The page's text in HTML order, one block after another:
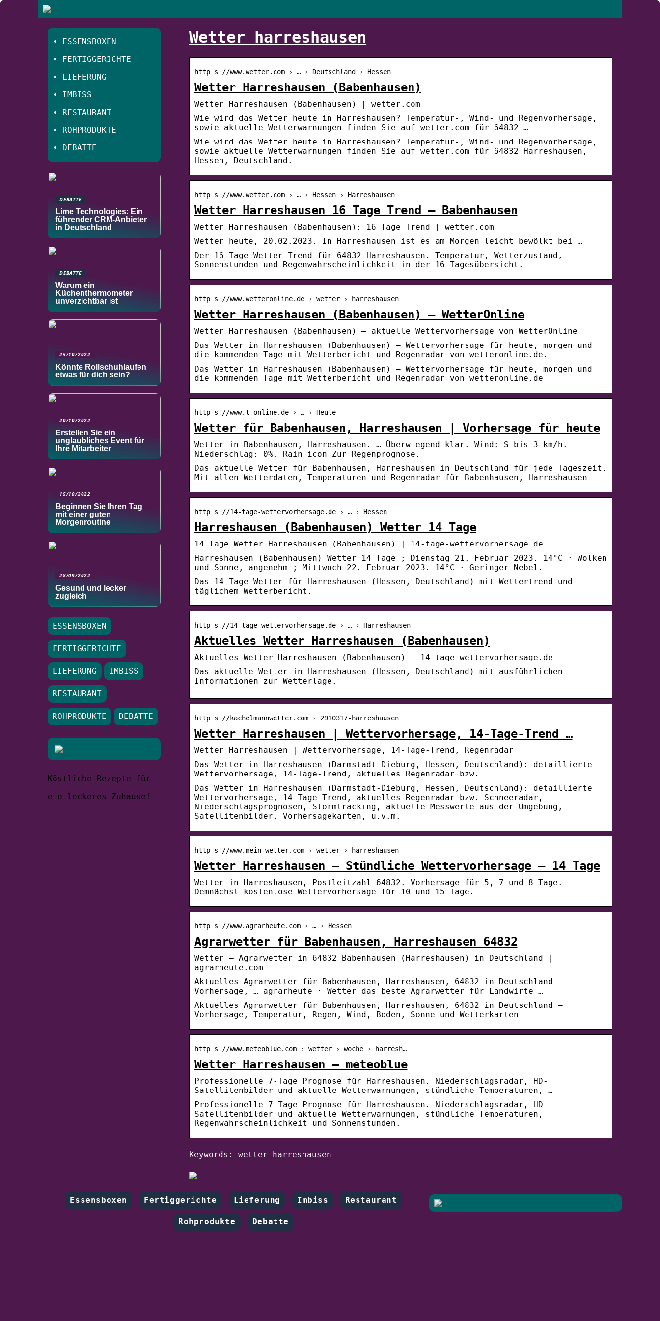
Wetter harreshausen
http s://www.wetter.com › … › Deutschland › Hessen
Wetter Harreshausen (Babenhausen)
Wetter Harreshausen (Babenhausen) | wetter.com
Wie wird das Wetter heute in Harreshausen? Temperatur-, Wind- und Regenvorhersage,
sowie aktuelle Wetterwarnungen finden Sie auf wetter.com für 64832 …
Wie wird das Wetter heute in Harreshausen? Temperatur-, Wind- und Regenvorhersage,
sowie aktuelle Wetterwarnungen finden Sie auf wetter.com für 64832 Harreshausen,
Hessen, Deutschland.
http s://www.wetter.com › … › Hessen › Harreshausen
Wetter Harreshausen 16 Tage Trend – Babenhausen
Wetter Harreshausen (Babenhausen): 16 Tage Trend | wetter.com
Wetter heute, 20.02.2023. In Harreshausen ist es am Morgen leicht bewölkt bei …
Der 16 Tage Wetter Trend für 64832 Harreshausen. Temperatur, Wetterzustand,
Sonnenstunden und Regenwahrscheinlichkeit in der 16 Tagesübersicht.
http s://www.wetteronline.de › wetter › harreshausen
Wetter Harreshausen (Babenhausen) – WetterOnline
Wetter Harreshausen (Babenhausen) – aktuelle Wettervorhersage von WetterOnline
Das Wetter in Harreshausen (Babenhausen) – Wettervorhersage für heute, morgen und
die kommenden Tage mit Wetterbericht und Regenradar von wetteronline.de.
Das Wetter in Harreshausen (Babenhausen) – Wettervorhersage für heute, morgen und
die kommenden Tage mit Wetterbericht und Regenradar von wetteronline.de
http s://www.t-online.de › … › Heute
Wetter für Babenhausen, Harreshausen | Vorhersage für heute
Wetter in Babenhausen, Harreshausen. … Überwiegend klar. Wind: S bis 3 km/h.
Niederschlag: 0%. Rain icon Zur Regenprognose.
Das aktuelle Wetter für Babenhausen, Harreshausen in Deutschland für jede Tageszeit.
Mit allen Wetterdaten, Temperaturen und Regenradar für Babenhausen, Harreshausen
http s://14-tage-wettervorhersage.de › … › Hessen
Harreshausen (Babenhausen) Wetter 14 Tage
14 Tage Wetter Harreshausen (Babenhausen) | 14-tage-wettervorhersage.de
Harreshausen (Babenhausen) Wetter 14 Tage ; Dienstag 21. Februar 2023. 14°C · Wolken
und Sonne, angenehm ; Mittwoch 22. Februar 2023. 14°C · Geringer Nebel.
Das 14 Tage Wetter für Harreshausen (Hessen, Deutschland) mit Wettertrend und
täglichem Wetterbericht.
http s://14-tage-wettervorhersage.de › … › Harreshausen
Aktuelles Wetter Harreshausen (Babenhausen)
Aktuelles Wetter Harreshausen (Babenhausen) | 14-tage-wettervorhersage.de
Das aktuelle Wetter in Harreshausen (Hessen, Deutschland) mit ausführlichen
Informationen zur Wetterlage.
http s://kachelmannwetter.com › 2910317-harreshausen
Wetter Harreshausen | Wettervorhersage, 14-Tage-Trend …
Wetter Harreshausen | Wettervorhersage, 14-Tage-Trend, Regenradar
Das Wetter in Harreshausen (Darmstadt-Dieburg, Hessen, Deutschland): detaillierte
Wettervorhersage, 14-Tage-Trend, aktuelles Regenradar bzw.
Das Wetter in Harreshausen (Darmstadt-Dieburg, Hessen, Deutschland): detaillierte
Wettervorhersage, 14-Tage-Trend, aktuelles Regenradar bzw. Schneeradar,
Niederschlagsprognosen, Stormtracking, aktuelle Messwerte aus der Umgebung,
Satellitenbilder, Vorhersagekarten, u.v.m.
http s://www.mein-wetter.com › wetter › harreshausen
Wetter Harreshausen – Stündliche Wettervorhersage – 14 Tage
Wetter in Harreshausen, Postleitzahl 64832. Vorhersage für 5, 7 und 8 Tage.
Demnächst kostenlose Wettervorhersage für 10 und 15 Tage.
http s://www.agrarheute.com › … › Hessen
Agrarwetter für Babenhausen, Harreshausen 64832
Wetter – Agrarwetter in 64832 Babenhausen (Harreshausen) in Deutschland |
agrarheute.com
Aktuelles Agrarwetter für Babenhausen, Harreshausen, 64832 in Deutschland –
Vorhersage, … agrarheute · Wetter das beste Agrarwetter für Landwirte …
Aktuelles Agrarwetter für Babenhausen, Harreshausen, 64832 in Deutschland –
Vorhersage, Temperatur, Regen, Wind, Boden, Sonne und Wetterkarten
http s://www.meteoblue.com › wetter › woche › harresh…
Wetter Harreshausen – meteoblue
Professionelle 7-Tage Prognose für Harreshausen. Niederschlagsradar, HD-
Satellitenbilder und aktuelle Wetterwarnungen, stündliche Temperaturen, …
Professionelle 7-Tage Prognose für Harreshausen. Niederschlagsradar, HD-
Satellitenbilder und aktuelle Wetterwarnungen, stündliche Temperaturen,
Regenwahrscheinlichkeit und Sonnenstunden.
Keywords: wetter harreshausen
ESSENSBOXEN
FERTIGGERICHTE
LIEFERUNG
IMBISS
RESTAURANT
ROHPRODUKTE
DEBATTE
DEBATTE
Lime Technologies: Ein
führender CRM-Anbieter
in Deutschland
DEBATTE
Warum ein
Küchenthermometer
unverzichtbar ist
25/10/2022
Könnte Rollschuhlaufen
etwas für dich sein?
20/10/2022
Erstellen Sie ein
unglaubliches Event für
Ihre Mitarbeiter
15/10/2022
Beginnen Sie Ihren Tag
mit einer guten
Morgenroutine
28/09/2022
Gesund und lecker
zugleich
ESSENSBOXEN
FERTIGGERICHTE
LIEFERUNG IMBISS
RESTAURANT
ROHPRODUKTE DEBATTE
Köstliche Rezepte für
ein leckeres Zuhause!
Essensboxen Fertiggerichte Lieferung Imbiss Restaurant
Rohprodukte Debatte